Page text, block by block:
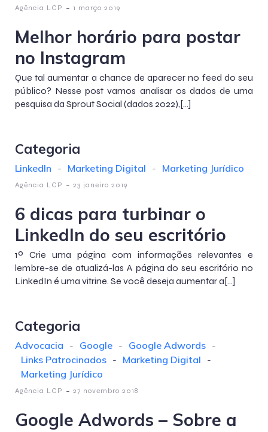
Agência LCP - 1 março 2019
Melhor horário para postar
no Instagram
Que tal aumentar a chance de aparecer no feed do seu
público? Nesse post vamos analisar os dados de uma
pesquisa da Sprout Social (dados 2022),[…]
Categoria
LinkedIn - Marketing Digital - Marketing Jurídico
Agência LCP - 23 janeiro 2019
6 dicas para turbinar o
LinkedIn do seu escritório
1º Crie uma página com informações relevantes e
lembre-se de atualizá-las A página do seu escritório no
LinkedIn é uma vitrine. Se você deseja aumentar a[…]
Categoria
Advocacia - Google - Google Adwords -
Links Patrocinados - Marketing Digital -
Marketing Jurídico
Agência LCP - 27 novembro 2018
Google Adwords – Sobre a